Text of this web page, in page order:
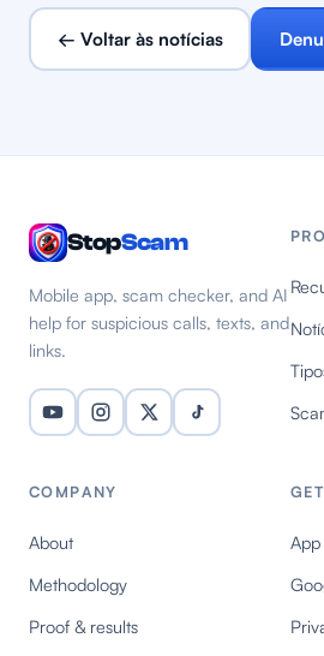
← Voltar às notícias
StopScam
Mobile app, scam checker, and AI
help for suspicious calls, texts, and
links.
COMPANY
About
Methodology
Proof & results
App